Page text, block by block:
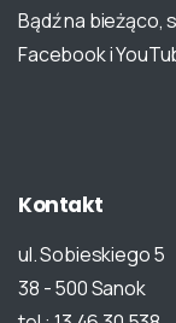
Bądź na bieżąco,
Facebook i
Kontakt
ul. Sobieskiego 5
38 - 500 Sanok